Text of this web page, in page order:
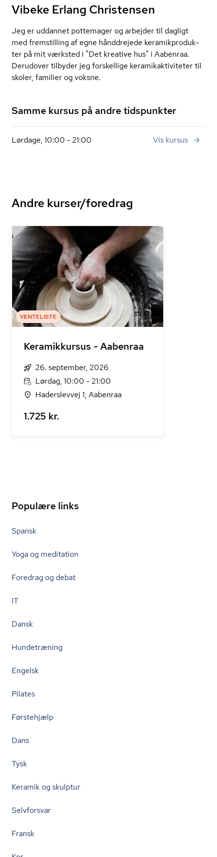
Vibeke Erlang Christensen
Jeg er uddannet pottemager og arbejder til dagligt
med fremstilling af egne hånddrejede ke­ra­mi­kpro­duk­
ter på mit værksted i "Det kreative hus" i Aabenraa.
Derudover tilbyder jeg forskellige ke­ra­mi­kak­ti­vi­te­ter til
skoler, familier og voksne.
Samme kursus på andre tidspunkter
Lørdage, 10:00 - 21:00 Vis kursus
Andre kurser/foredrag
VENTELISTE
Keramikkursus - Aabenraa
26. september, 2026
Lørdag, 10:00 - 21:00
Haderslevvej 1, Aabenraa
1.725 kr.
Populære links
Spansk
Yoga og meditation
Foredrag og debat
IT
Dansk
Hundetræning
Engelsk
Pilates
Førstehjælp
Dans
Tysk
Keramik og skulptur
Selvforsvar
Fransk